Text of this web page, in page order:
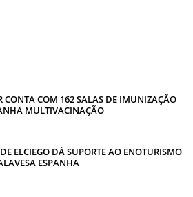
CONTA COM 162 SALAS DE IMUNIZAÇÃO
MULTIVACINAÇÃO
ELCIEGO DÁ SUPORTE AO ENOTURISMO
ESPANHA